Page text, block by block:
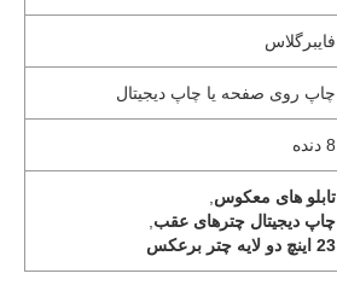
فایبرگلاس
چاپ روی صفحه یا چاپ دیجیتال
8 دنده
تابلو های معکوس
چاپ دیجیتال چترهای عقب
23 اينچ دو لايه چتر برعکس